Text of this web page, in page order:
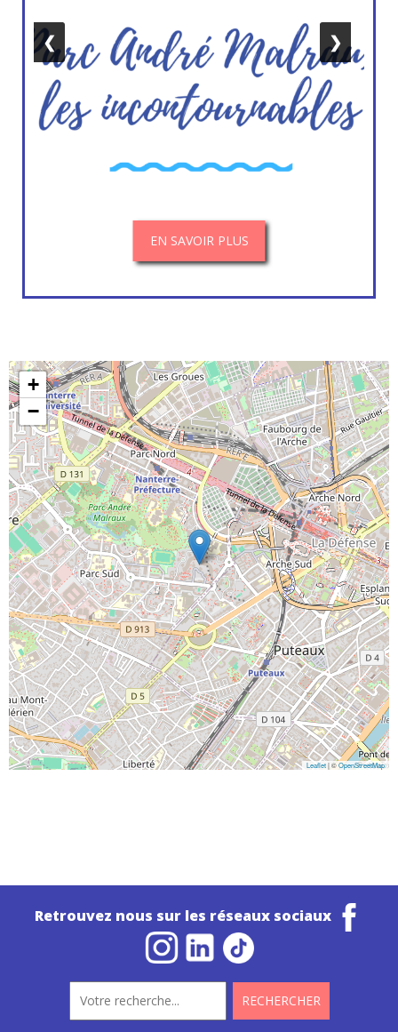
EN SAVOIR PLUS
❮ ❯
+
−
Leaflet| ©OpenStreetMap
Retrouvez nous sur les réseaux sociaux